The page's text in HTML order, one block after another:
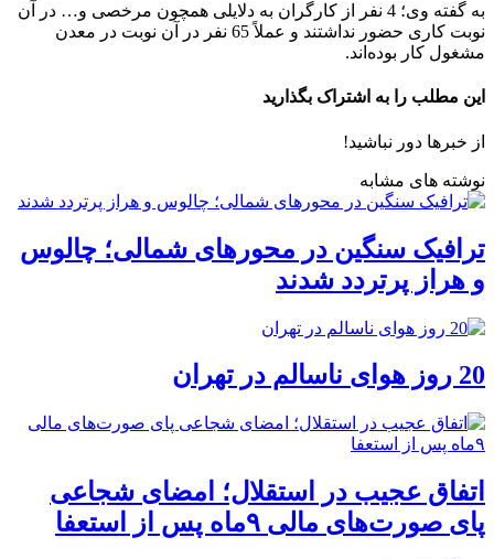
به گفته وی؛ 4 نفر از کارگران به دلایلی همچون مرخصی و… در آن
نوبت کاری حضور نداشتند و عملاً 65 نفر در آن نوبت در معدن
مشغول کار بوده‌اند.
این مطلب را به اشتراک بگذارید
از خبرها دور نباشید!
نوشته های مشابه
ترافیک سنگین در محورهای شمالی؛ چالوس
و هراز پرتردد شدند
20 روز هوای ناسالم در تهران
اتفاق عجیب در استقلال؛ امضای شجاعی
پای صورت‌های مالی ٩ماه پس از استعفا